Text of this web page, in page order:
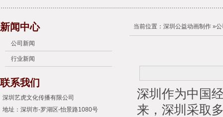
新闻中心
公司新闻
行业新闻
联系我们
深圳艺虎文化传播有限公司
地址：深圳市-罗湖区-怡景路1080号
当前位置： 深圳公益动画制作 »
深圳作为中国
来，深圳采取